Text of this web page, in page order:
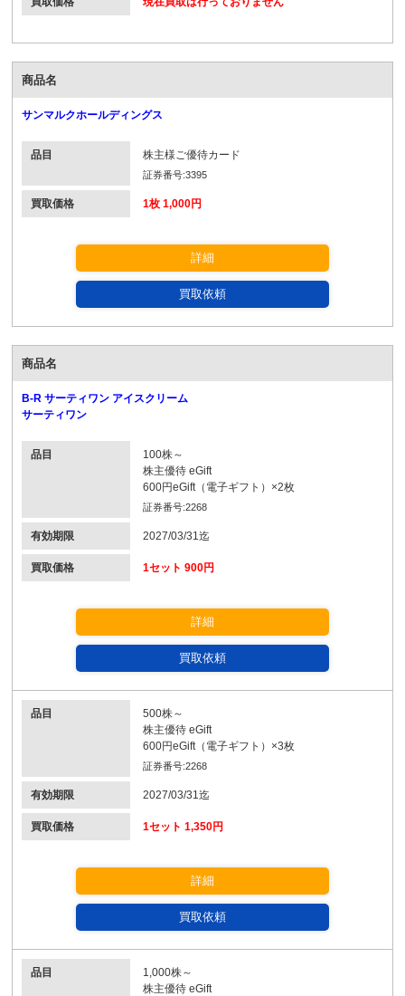
商品名
サンマルクホールディングス
品目 株主様ご優待カード
証券番号:3395
買取価格 1枚 1,000円
詳細
買取依頼
商品名
B-R サーティワン アイスクリーム
サーティワン
品目
100株～
株主優待 eGift
600円eGift（電子ギフト）×2枚
証券番号:2268
有効期限 2027/03/31迄
買取価格 1セット 900円
詳細
買取依頼
品目
500株～
株主優待 eGift
600円eGift（電子ギフト）×3枚
証券番号:2268
有効期限 2027/03/31迄
買取価格 1セット 1,350円
詳細
買取依頼
品目
1,000株～
株主優待 eGift